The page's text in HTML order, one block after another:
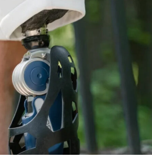
വര്‍ക്കല പോക്സോ
പ്രോസിക്യൂട്ടര്‍
കോണ്‍ഗ്രസ് നേതാവും മുന്‍
കഹാര്‍, മുസ്ലിം ലീഗ്
ജില്ലാ പഞ്ചായത്ത്
ഗീതാ നസീര്‍,
ഫാദര്‍ ജോഷി
ലീഗ് വര്‍ക്കല മണ്ഡലം വൈസ്
തുടങ്ങിയവര്‍
ഹാമിദ് കുഴഞ്ഞുവീണതോടെ